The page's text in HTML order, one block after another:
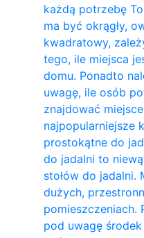
każdą potrzebę
ma być okrągły,
kwadratowy,
tego, ile miejsca
domu. Ponadto
uwagę, ile osób
znajdować
najpopularniejsze
prostokątne do
do jadalni to
stołów do jadalni.
dużych,
pomieszczeniach.
pod uwagę